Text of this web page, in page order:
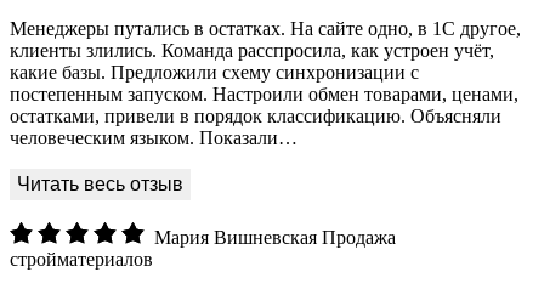
Менеджеры путались в остатках. На сайте одно, в 1С другое,
клиенты злились. Команда расспросила, как устроен учёт,
какие базы. Предложили схему синхронизации с
постепенным запуском. Настроили обмен товарами, ценами,
остатками, привели в порядок классификацию. Объясняли
человеческим языком. Показали…
Мария Вишневская Продажа
стройматериалов